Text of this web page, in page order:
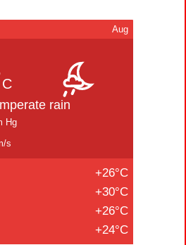
Aug
C
rain
Hg
s
+26°C
+30°C
+26°C
+24°C